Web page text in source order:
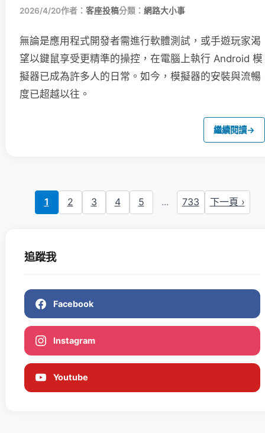
2026/4/20作者： 客座投稿分類： 網路大小事
無論是應用程式開發者需進行軟體測試，或手遊玩家渴
望以鍵鼠享受更精準的操控，在電腦上執行 Android 模
擬器已成為許多人的日常。如今，模擬器的安裝與流暢
度已超越以往。
繼續閱讀→
1 2 3 4 5 ... 733 下一頁 ›
追蹤我
Facebook
Instagram
Youtube